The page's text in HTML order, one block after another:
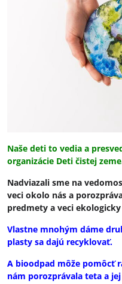
Naše deti to vedia a
organizácie Deti čistej
Nadviazali sme na
veci okolo nás a
predmety a veci
Vlastne mnohým dáme
plasty sa dajú recyklovať.
A bioodpad môže pomôcť
nám porozprávala teta a